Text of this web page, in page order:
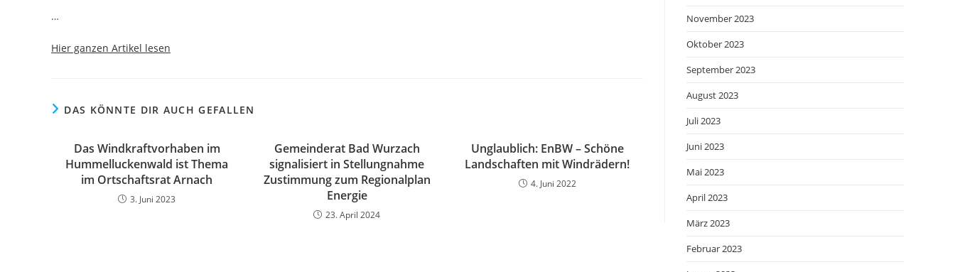
…
Hier ganzen Artikel lesen
DAS KÖNNTE DIR AUCH GEFALLEN
Das Windkraftvorhaben im
Hummelluckenwald ist Thema
im Ortschaftsrat Arnach
3. Juni 2023
Gemeinderat Bad Wurzach
signalisiert in Stellungnahme
Zustimmung zum Regionalplan
Energie
23. April 2024
Unglaublich: EnBW – Schöne
Landschaften mit Windrädern!
4. Juni 2022
November 2023
Oktober 2023
September 2023
August 2023
Juli 2023
Juni 2023
Mai 2023
April 2023
März 2023
Februar 2023